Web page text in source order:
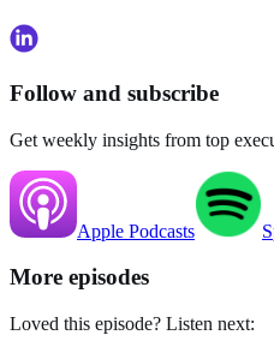
Follow and subscribe
Get weekly insights from top
Apple Podcasts
More episodes
Loved this episode? Listen next: